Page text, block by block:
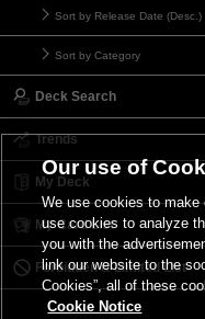
Sort by Release Date (Desc.)
Sort by Category
Deck Search
Trends
My Deck
My Card List
Forbidden & Limited List
Our use of
We use cookies to make
use cookies to analyze
you with the
link our website to the
Cookies”, all of these
Cookie Notice